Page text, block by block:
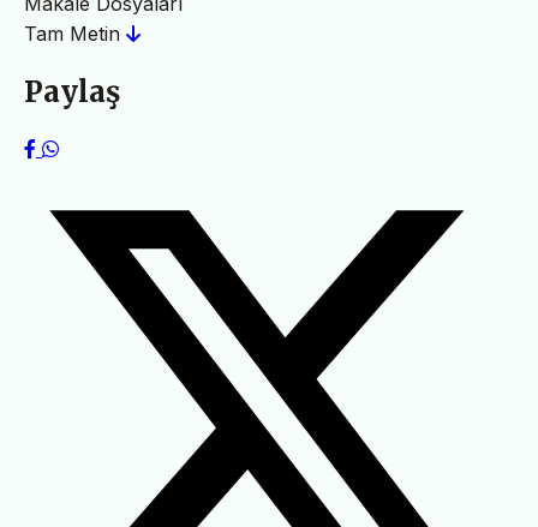
Tam Metin
Paylaş